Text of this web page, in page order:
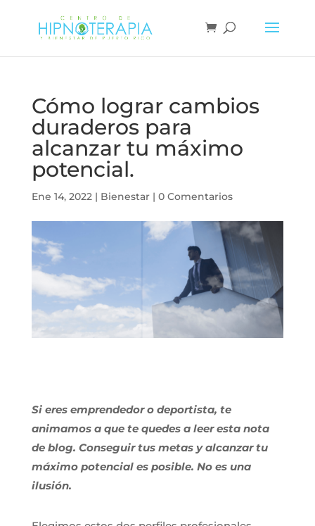
Cómo lograr cambios
duraderos para
alcanzar tu máximo
potencial.
Ene 14, 2022| Bienestar| 0 Comentarios
Si eres emprendedor o deportista, te
animamos a que te quedes a leer esta nota
de blog. Conseguir tus metas y alcanzar tu
máximo potencial es posible. No es una
ilusión.